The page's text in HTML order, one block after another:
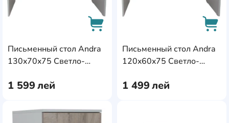
Письменный стол Andra
130x70x75 Светло-
1 599лей
AddCardToCart
Письменный стол Andra
120x60x75 Светло-
1 499лей